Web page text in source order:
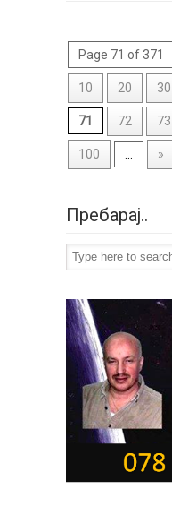
Page 71 of 371
10 20 30
71 72 73
100 »
Пребарај..